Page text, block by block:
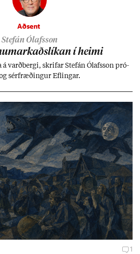
Aðsent
Stefán Ólafsson
í heimi
á varð­bergi, skrif­ar Stefán Ólafs­son pró­
sér­fræð­ing­ur Efl­ing­ar.
1